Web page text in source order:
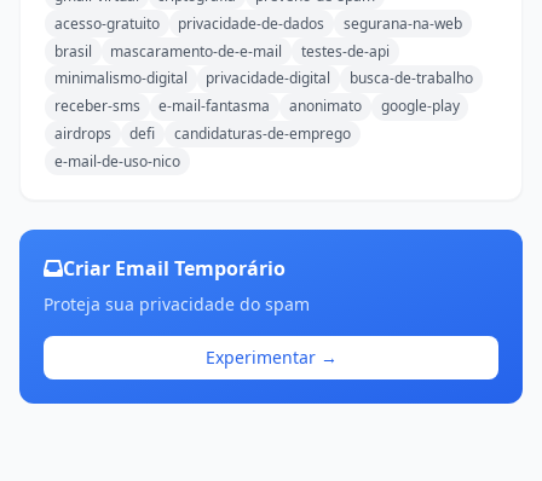
acesso-gratuito
privacidade-de-dados
segurana-na-web
brasil
mascaramento-de-e-mail
testes-de-api
minimalismo-digital
privacidade-digital
busca-de-trabalho
receber-sms
e-mail-fantasma anonimato
google-play
airdrops
defi
candidaturas-de-emprego
e-mail-de-uso-nico
Criar Email Temporário
Proteja sua privacidade do spam
Experimentar →